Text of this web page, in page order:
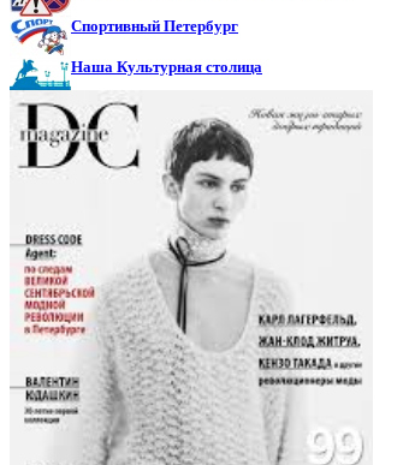
Спортивный Петербург
Наша Культурная столица